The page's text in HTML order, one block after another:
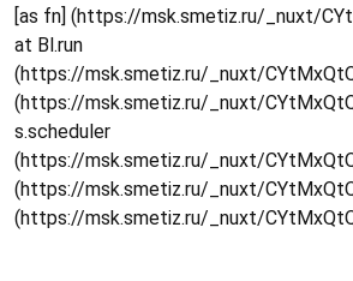
[as fn] (https://msk.smetiz.ru/_nuxt/
at Bl.run
(https://msk.smetiz.ru/_nuxt/
(https://msk.smetiz.ru/_nuxt/
s.scheduler
(https://msk.smetiz.ru/_nuxt/
(https://msk.smetiz.ru/_nuxt/
(https://msk.smetiz.ru/_nuxt/